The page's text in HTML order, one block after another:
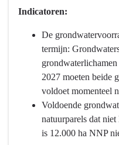
Indicatoren:
De
termijn:
2027 moeten beide
voldoet momenteel
Voldoende
natuurparels dat
is 12.000 ha NNP